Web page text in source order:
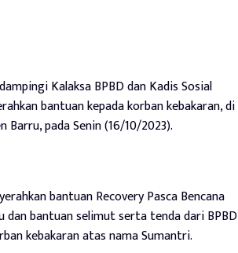
Kalaksa BPBD dan Kadis Sosial
bantuan kepada korban kebakaran, di
Barru, pada Senin (16/10/2023).
bantuan Recovery Pasca Bencana
dan bantuan selimut serta tenda dari BPBD
kebakaran atas nama Sumantri.